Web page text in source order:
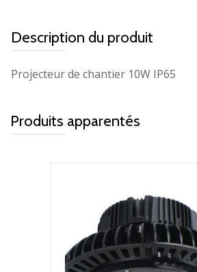
Description du produit
Projecteur de chantier 10W IP65
Produits apparentés